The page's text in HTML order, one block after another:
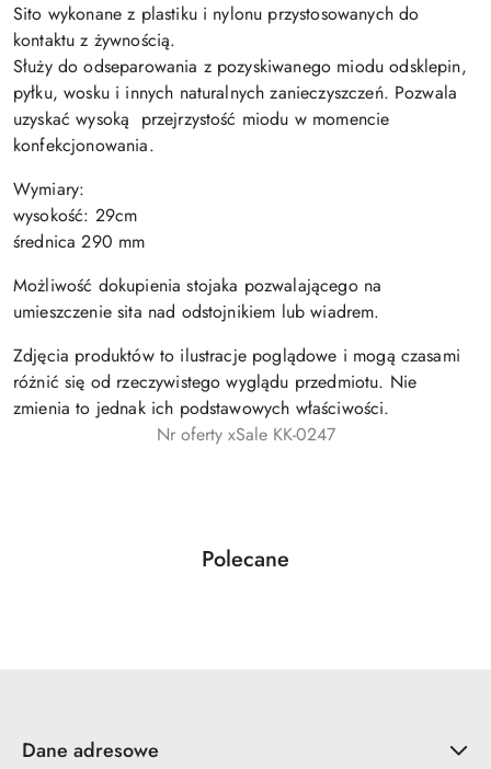
Sito wykonane z plastiku i nylonu przystosowanych do
kontaktu z żywnością.
Służy do odseparowania z pozyskiwanego miodu odsklepin,
pyłku, wosku i innych naturalnych zanieczyszczeń. Pozwala
uzyskać wysoką przejrzystość miodu w momencie
konfekcjonowania.
Wymiary:
wysokość: 29cm
średnica 290 mm
Możliwość dokupienia stojaka pozwalającego na
umieszczenie sita nad odstojnikiem lub wiadrem.
Zdjęcia produktów to ilustracje poglądowe i mogą czasami
różnić się od rzeczywistego wyglądu przedmiotu. Nie
zmienia to jednak ich podstawowych właściwości.
Nr oferty xSale KK-0247
Pomiń karuzelę produktów
Produkty
Polecane
Dane adresowe